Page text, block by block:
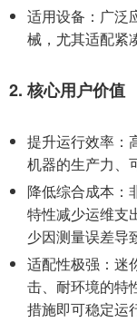
适用设备：广泛
械，尤其适配紧
2. 核心用户价值
提升运行效率：
机器的生产力、
降低综合成本：
特性减少运维支
少因测量误差导
适配性极强：迷
击、耐环境的特
措施即可稳定运